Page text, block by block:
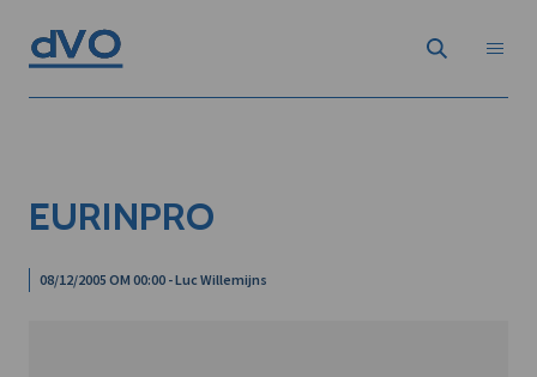
EURINPRO
08/12/2005 OM 00:00 - Luc Willemijns